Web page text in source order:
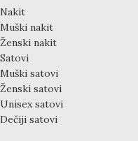
Nakit
Muški nakit
Ženski nakit
Satovi
Muški satovi
Ženski satovi
Unisex satovi
Dečiji satovi